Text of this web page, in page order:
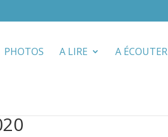
PHOTOS A LIRE A ÉCOUTER